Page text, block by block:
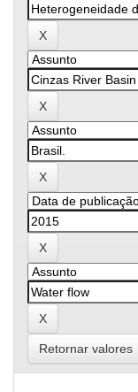
Retornar valores